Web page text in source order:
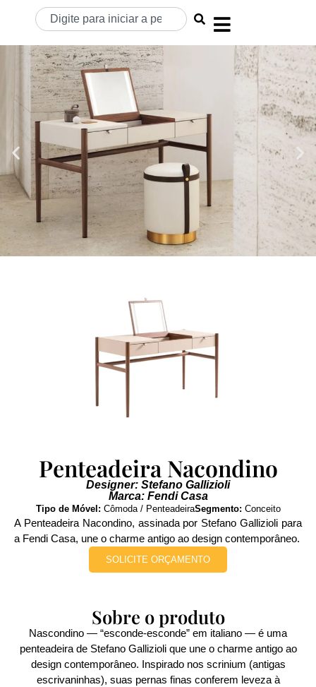
Penteadeira Nacondino
Designer: Stefano Gallizioli
Marca: Fendi Casa
Tipo de Móvel: Cômoda / PenteadeiraSegmento: Conceito
A Penteadeira Nacondino, assinada por Stefano Gallizioli para
a Fendi Casa, une o charme antigo ao design contemporâneo.
SOLICITE ORÇAMENTO
Sobre o produto
Nascondino — “esconde-esconde” em italiano — é uma
penteadeira de Stefano Gallizioli que une o charme antigo ao
design contemporâneo. Inspirado nos scrinium (antigas
escrivaninhas), suas pernas finas conferem leveza à